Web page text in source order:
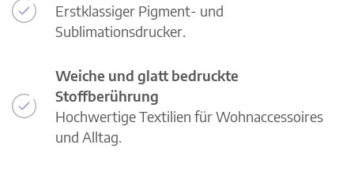
Erstklassiger Pigment- und
Sublimationsdrucker.
Weiche und glatt bedruckte
Stoffberührung
Hochwertige Textilien für Wohnaccessoires
und Alltag.